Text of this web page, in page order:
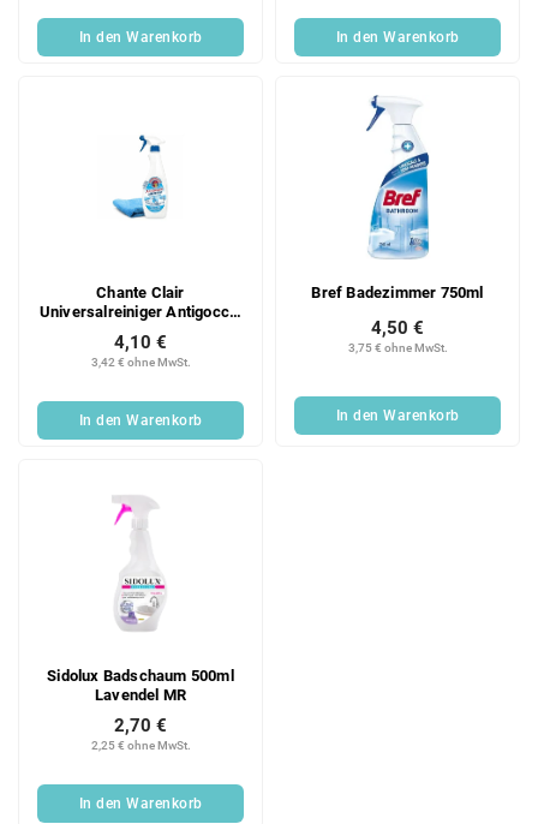
In den Warenkorb In den Warenkorb
Chante Clair
Universalreiniger Antigoccia
625 ml
3,42 € ohne MwSt.
4,10 €
In den Warenkorb
Bref Badezimmer 750ml
3,75 € ohne MwSt.
4,50 €
In den Warenkorb
Sidolux Badschaum 500ml
Lavendel MR
2,25 € ohne MwSt.
2,70 €
In den Warenkorb